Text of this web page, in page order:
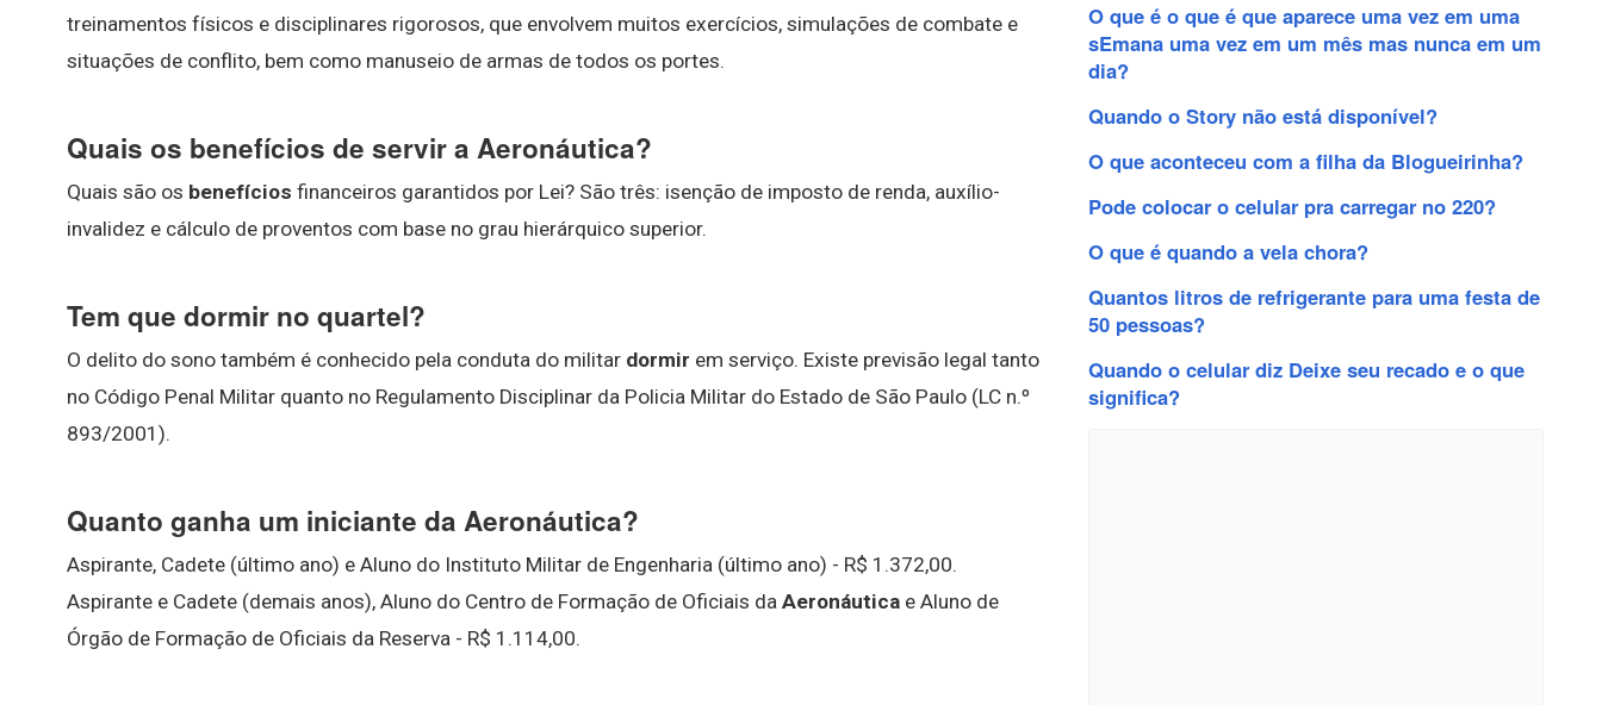
treinamentos físicos e disciplinares rigorosos, que envolvem muitos exercícios, simulações de combate e
situações de conflito, bem como manuseio de armas de todos os portes.
Quais os benefícios de servir a Aeronáutica?
Quais são os benefícios financeiros garantidos por Lei? São três: isenção de imposto de renda, auxílio-
invalidez e cálculo de proventos com base no grau hierárquico superior.
Tem que dormir no quartel?
O delito do sono também é conhecido pela conduta do militar dormir em serviço. Existe previsão legal tanto
no Código Penal Militar quanto no Regulamento Disciplinar da Policia Militar do Estado de São Paulo (LC n.º
893/2001).
Quanto ganha um iniciante da Aeronáutica?
Aspirante, Cadete (último ano) e Aluno do Instituto Militar de Engenharia (último ano) - R$ 1.372,00.
Aspirante e Cadete (demais anos), Aluno do Centro de Formação de Oficiais da Aeronáutica e Aluno de
Órgão de Formação de Oficiais da Reserva - R$ 1.114,00.
O que é o que é que aparece uma vez em uma
sEmana uma vez em um mês mas nunca em um
dia?
Quando o Story não está disponível?
O que aconteceu com a filha da Blogueirinha?
Pode colocar o celular pra carregar no 220?
O que é quando a vela chora?
Quantos litros de refrigerante para uma festa de
50 pessoas?
Quando o celular diz Deixe seu recado e o que
significa?